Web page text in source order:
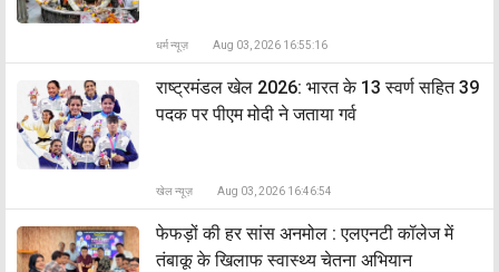
धर्म न्यूज़ Aug 03, 2026 16:55:16
राष्ट्रमंडल खेल 2026: भारत के 13 स्वर्ण सहित 39
पदक पर पीएम मोदी ने जताया गर्व
खेल न्यूज़ Aug 03, 2026 16:46:54
फेफड़ों की हर सांस अनमोल : एलएनटी कॉलेज में
तंबाकू के खिलाफ स्वास्थ्य चेतना अभियान